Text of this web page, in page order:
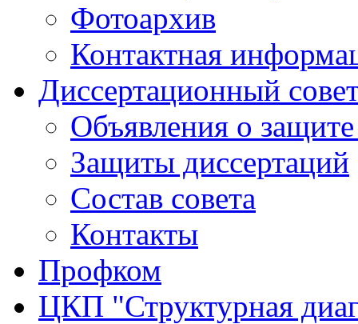
Фотоархив
Контактная
Диссертационный
Объявления о
Защиты диссертаций
Состав совета
Контакты
Профком
ЦКП "Структурная